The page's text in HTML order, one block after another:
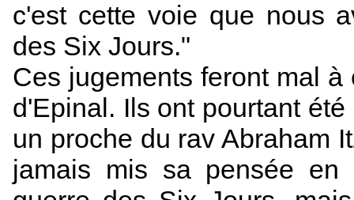
c'est cette voie que nous
des Six Jours."
Ces jugements feront mal
d'Epinal. Ils ont pourtant
un proche du rav Abraham
jamais mis sa pensée en